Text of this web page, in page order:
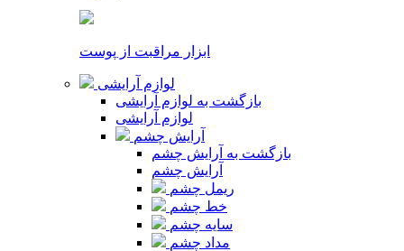
ابزار مراقبت از پوست
لوازم آرایشی
بازگشت به لوازم آرایشی
لوازم آرایشی
آرایش چشم
بازگشت به آرایش چشم
آرایش چشم
ریمل چشم
خط چشم
سایه چشم
مداد چشم